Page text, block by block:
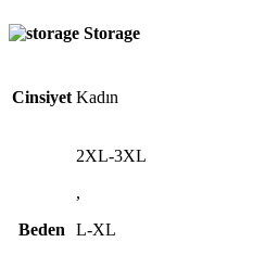
Storage
Cinsiyet Kadın
Beden
2XL-3XL
,
L-XL